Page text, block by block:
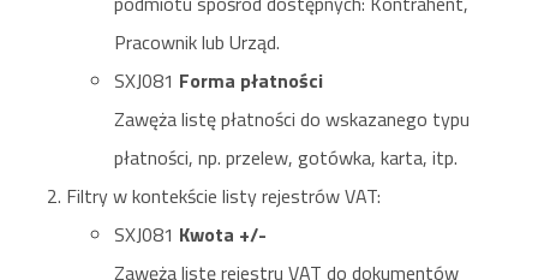
Pracownik lub Urząd.
SXJ081 Forma płatności
Zawęża listę płatności do wskazanego typu
płatności, np. przelew, gotówka, karta, itp.
Filtry w kontekście listy rejestrów VAT:
SXJ081 Kwota +/-
Zawęża listę rejestru VAT do dokumentów